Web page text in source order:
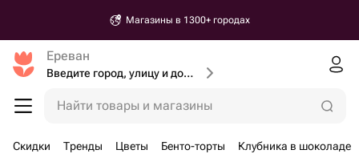
Магазины в 1300+ городах
Ереван
Введите город, улицу и дом доставки
Найти товары и магазины
Скидки Тренды Цветы Бенто-торты Клубника в шоколаде